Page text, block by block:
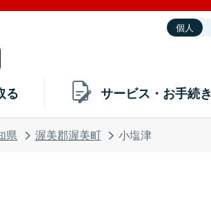
個人
る サービス・お手続き
県 渥美郡渥美町 小塩津